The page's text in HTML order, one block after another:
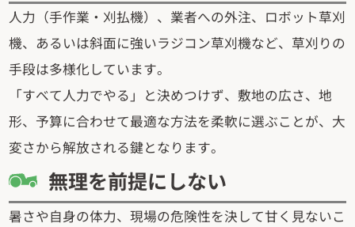
人力（手作業・刈払機）、業者への外注、ロボット草刈
機、あるいは斜面に強いラジコン草刈機など、草刈りの
手段は多様化しています。
「すべて人力でやる」と決めつけず、敷地の広さ、地
形、予算に合わせて最適な方法を柔軟に選ぶことが、大
変さから解放される鍵となります。
無理を前提にしない
暑さや自身の体力、現場の危険性を決して甘く見ないこ